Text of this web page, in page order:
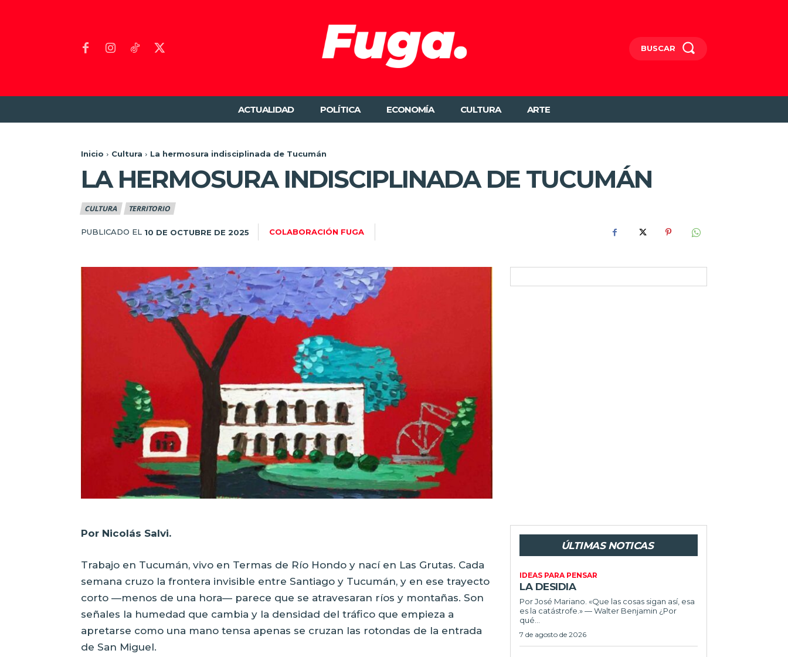
BUSCAR
ACTUALIDAD POLÍTICA ECONOMÍA CULTURA ARTE
Inicio Cultura La hermosura indisciplinada de Tucumán
LA HERMOSURA INDISCIPLINADA DE TUCUMÁN
CULTURA TERRITORIO
PUBLICADO EL 10 DE OCTUBRE DE 2025 COLABORACIÓN FUGA
Por Nicolás Salvi.
Trabajo en Tucumán, vivo en Termas de Río Hondo y nací en Las Grutas. Cada
semana cruzo la frontera invisible entre Santiago y Tucumán, y en ese trayecto
corto —menos de una hora— parece que se atravesaran ríos y montañas. Son
señales la humedad que cambia y la densidad del tráfico que empieza a
apretarse como una mano tensa apenas se cruzan las rotondas de la entrada
de San Miguel.
ÚLTIMAS NOTICAS
IDEAS PARA PENSAR
LA DESIDIA
Por José Mariano. «Que las cosas sigan así, esa
es la catástrofe.» — Walter Benjamin ¿Por
qué...
7 de agosto de 2026